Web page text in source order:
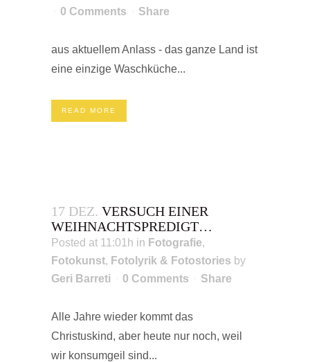
0 Comments
Share
aus aktuellem Anlass - das ganze Land ist
eine einzige Waschküche...
READ MORE
17 DEZ. VERSUCH EINER
WEIHNACHTSPREDIGT…
Posted at 11:01h in Fotografie,
Fotokunst, Fotolyrik & Fotostories by
Geri Barreti
0 Comments Share
Alle Jahre wieder kommt das
Christuskind, aber heute nur noch, weil
wir konsumgeil sind...